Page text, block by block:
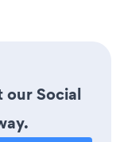
our Social